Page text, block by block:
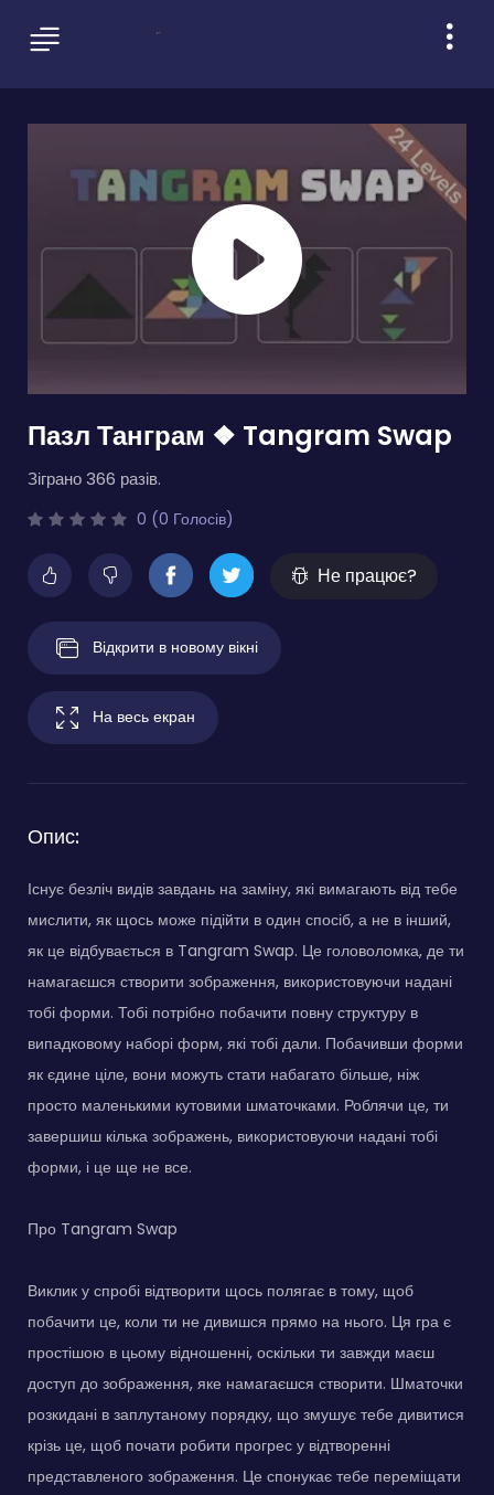
Пазл Танграм ❖ Tangram Swap
Зіграно 366 разів.
0 (0 Голосів)
Не працює?
Відкрити в новому вікні
На весь екран
Опис:
Існує безліч видів завдань на заміну, які вимагають від тебе
мислити, як щось може підійти в один спосіб, а не в інший,
як це відбувається в Tangram Swap. Це головоломка, де ти
намагаєшся створити зображення, використовуючи надані
тобі форми. Тобі потрібно побачити повну структуру в
випадковому наборі форм, які тобі дали. Побачивши форми
як єдине ціле, вони можуть стати набагато більше, ніж
просто маленькими кутовими шматочками. Роблячи це, ти
завершиш кілька зображень, використовуючи надані тобі
форми, і це ще не все.
Про Tangram Swap
Виклик у спробі відтворити щось полягає в тому, щоб
побачити це, коли ти не дивишся прямо на нього. Ця гра є
простішою в цьому відношенні, оскільки ти завжди маєш
доступ до зображення, яке намагаєшся створити. Шматочки
розкидані в заплутаному порядку, що змушує тебе дивитися
крізь це, щоб почати робити прогрес у відтворенні
представленого зображення. Це спонукає тебе переміщати